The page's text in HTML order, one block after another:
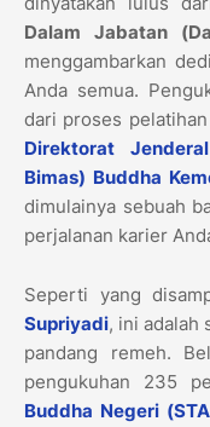
Dalam Jabatan
menggambarkan
Anda semua.
dari proses
Direktorat
Bimas) Buddha
dimulainya sebuah
perjalanan karier
Seperti yang
Supriyadi, ini adalah
pandang remeh.
pengukuhan 235
Buddha Negeri